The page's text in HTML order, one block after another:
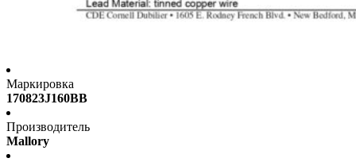
Маркировка
170823J160BB
Производитель
Mallory